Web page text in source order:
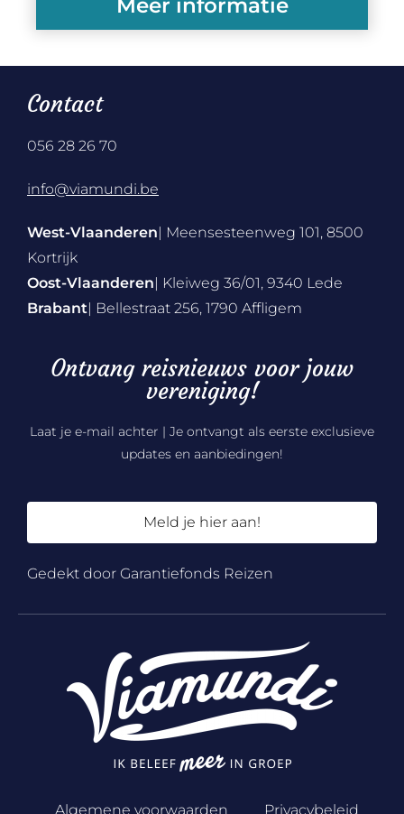
Contact
056 28 26 70
info@viamundi.be
West-Vlaanderen| Meensesteenweg 101, 8500
Kortrijk
Oost-Vlaanderen| Kleiweg 36/01, 9340 Lede
Brabant| Bellestraat 256, 1790 Affligem
Ontvang reisnieuws voor jouw
vereniging!
Laat je e-mail achter | Je ontvangt als eerste exclusieve
updates en aanbiedingen!
Meld je hier aan!
Gedekt door Garantiefonds Reizen
Algemene voorwaarden Privacybeleid